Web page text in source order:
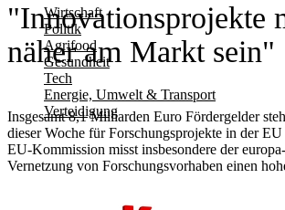
Wirtschaft
Politik
Agrifood
Gesundheit
Tech
Energie, Umwelt & Transport
Verteidigung
"Innovationsprojekte
näher am Markt sein"
Insgesamt 8,1 Milliarden Euro Fördergelder
dieser Woche für Forschungsprojekte in der
EU-Kommission misst insbesondere der
Vernetzung von Forschungsvorhaben einen